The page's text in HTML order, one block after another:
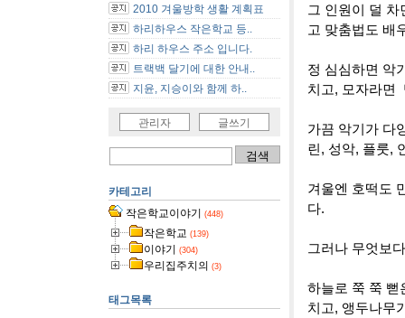
그 인원이 덜
고 맞춤법도 배
정 심심하면 악
치고, 모자라면
가끔 악기가 다
린, 성악, 플룻,
겨울엔 호떡도
다.
그러나 무엇보
하늘로 쭉 쭉 뻗
치고, 앵두나무
2010 겨울방학 생활 계획표
하리하우스 작은학교 등..
하리 하우스 주소 입니다.
트랙백 달기에 대한 안내..
지윤, 지승이와 함께 하..
관리자 글쓰기
카테고리
작은학교이야기 (448)
작은학교 (139)
이야기 (304)
우리집주치의 (3)
태그목록